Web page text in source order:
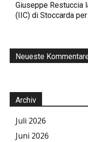
Giuseppe Restuccia
(IIC) di Stoccarda
Neueste
Archiv
Juli 2026
Juni 2026